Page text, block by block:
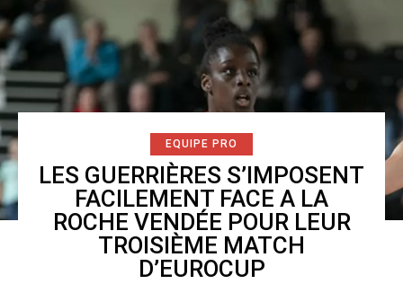
EQUIPE PRO
LES GUERRIÈRES S’IMPOSENT
FACILEMENT FACE A LA
ROCHE VENDÉE POUR LEUR
TROISIÈME MATCH
D’EUROCUP